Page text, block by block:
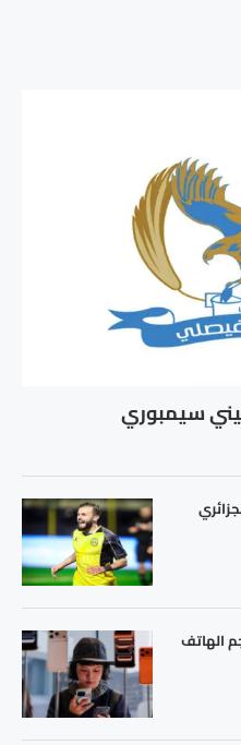
سيمبوري
الهاتف